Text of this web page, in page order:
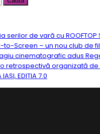
de vară cu ROOFTOP
Screen – un nou club de
cinematografic adus
retrospectivă organizată de
IAȘI, EDIȚIA 7.0